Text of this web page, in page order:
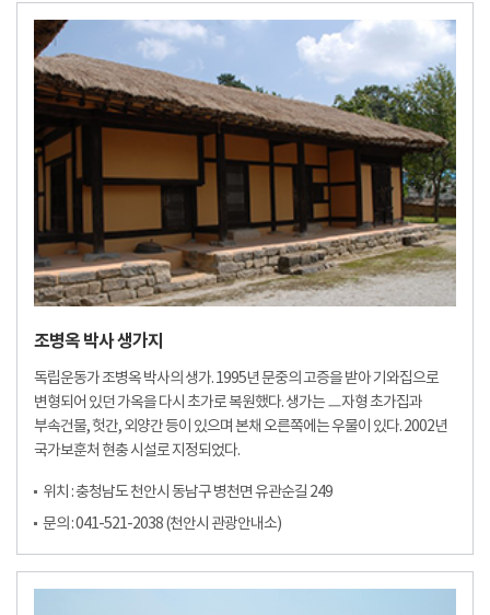
조병옥 박사 생가지
독립운동가 조병옥 박사의 생가. 1995년 문중의 고증을 받아 기와집으로
변형되어 있던 가옥을 다시 초가로 복원했다. 생가는 ㅡ자형 초가집과
부속건물, 헛간, 외양간 등이 있으며 본채 오른쪽에는 우물이 있다. 2002년
국가보훈처 현충 시설로 지정되었다.
위치 : 충청남도 천안시 동남구 병천면 유관순길 249
문의 : 041-521-2038 (천안시 관광안내소)